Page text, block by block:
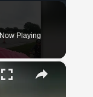
Now Playing
×